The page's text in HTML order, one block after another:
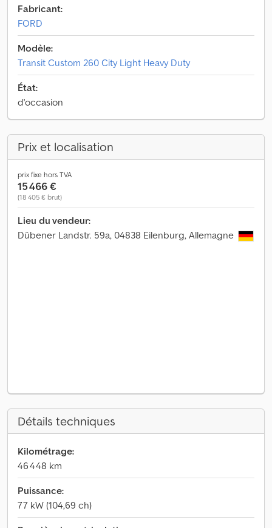
Fabricant:
FORD
Modèle:
Transit Custom 260 City Light Heavy Duty
État:
d'occasion
Prix et localisation
prix fixe hors TVA
15 466 €
(18 405 € brut)
Lieu du vendeur:
Dübener Landstr. 59a, 04838 Eilenburg, Allemagne
Détails techniques
Kilométrage:
46 448 km
Puissance:
77 kW (104,69 ch)